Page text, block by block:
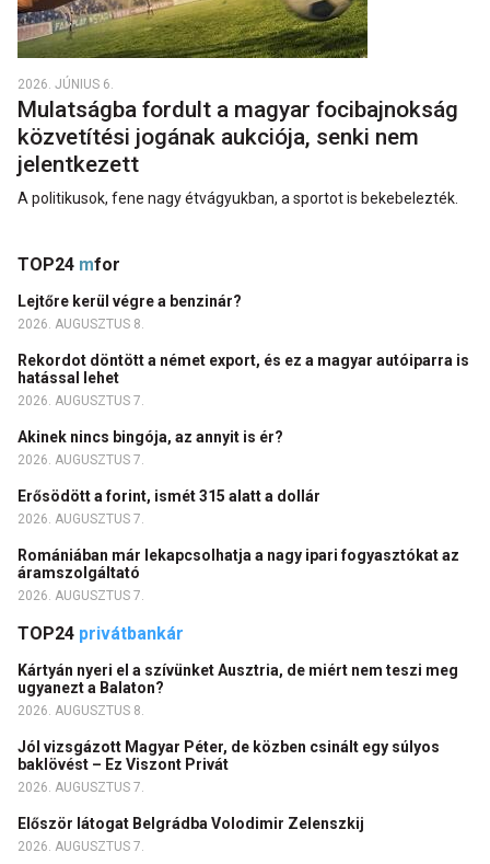
2026. JÚNIUS 6.
Mulatságba fordult a magyar focibajnokság
közvetítési jogának aukciója, senki nem
jelentkezett
A politikusok, fene nagy étvágyukban, a sportot is bekebelezték.
TOP24 mfor
Lejtőre kerül végre a benzinár?
2026. AUGUSZTUS 8.
Rekordot döntött a német export, és ez a magyar autóiparra is
hatással lehet
2026. AUGUSZTUS 7.
Akinek nincs bingója, az annyit is ér?
2026. AUGUSZTUS 7.
Erősödött a forint, ismét 315 alatt a dollár
2026. AUGUSZTUS 7.
Romániában már lekapcsolhatja a nagy ipari fogyasztókat az
áramszolgáltató
2026. AUGUSZTUS 7.
TOP24 privátbankár
Kártyán nyeri el a szívünket Ausztria, de miért nem teszi meg
ugyanezt a Balaton?
2026. AUGUSZTUS 8.
Jól vizsgázott Magyar Péter, de közben csinált egy súlyos
baklövést – Ez Viszont Privát
2026. AUGUSZTUS 7.
Először látogat Belgrádba Volodimir Zelenszkij
2026. AUGUSZTUS 7.